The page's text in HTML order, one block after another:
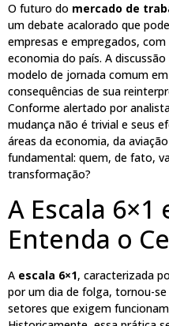
O futuro do mercado de
um debate acalorado que
empresas e empregados,
economia do país. A
modelo de jornada comum
consequências de sua
Conforme alertado por
mudança não é trivial e seus
áreas da economia, da
fundamental: quem, de fato,
transformação?
A Escala 6×1
Entenda o
A escala 6×1, caracterizada
por um dia de folga, tornou-
setores que exigem